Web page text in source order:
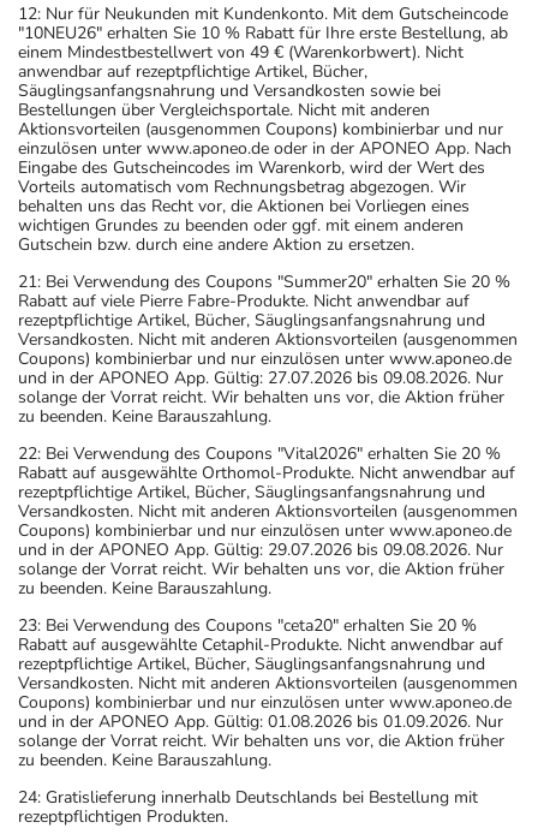
12: Nur für Neukunden mit Kundenkonto. Mit dem Gutscheincode
"10NEU26" erhalten Sie 10 % Rabatt für Ihre erste Bestellung, ab
einem Mindestbestellwert von 49 € (Warenkorbwert). Nicht
anwendbar auf rezeptpflichtige Artikel, Bücher,
Säuglingsanfangsnahrung und Versandkosten sowie bei
Bestellungen über Vergleichsportale. Nicht mit anderen
Aktionsvorteilen (ausgenommen Coupons) kombinierbar und nur
einzulösen unter www.aponeo.de oder in der APONEO App. Nach
Eingabe des Gutscheincodes im Warenkorb, wird der Wert des
Vorteils automatisch vom Rechnungsbetrag abgezogen. Wir
behalten uns das Recht vor, die Aktionen bei Vorliegen eines
wichtigen Grundes zu beenden oder ggf. mit einem anderen
Gutschein bzw. durch eine andere Aktion zu ersetzen.
21: Bei Verwendung des Coupons "Summer20" erhalten Sie 20 %
Rabatt auf viele Pierre Fabre-Produkte. Nicht anwendbar auf
rezeptpflichtige Artikel, Bücher, Säuglingsanfangsnahrung und
Versandkosten. Nicht mit anderen Aktionsvorteilen (ausgenommen
Coupons) kombinierbar und nur einzulösen unter www.aponeo.de
und in der APONEO App. Gültig: 27.07.2026 bis 09.08.2026. Nur
solange der Vorrat reicht. Wir behalten uns vor, die Aktion früher
zu beenden. Keine Barauszahlung.
22: Bei Verwendung des Coupons "Vital2026" erhalten Sie 20 %
Rabatt auf ausgewählte Orthomol-Produkte. Nicht anwendbar auf
rezeptpflichtige Artikel, Bücher, Säuglingsanfangsnahrung und
Versandkosten. Nicht mit anderen Aktionsvorteilen (ausgenommen
Coupons) kombinierbar und nur einzulösen unter www.aponeo.de
und in der APONEO App. Gültig: 29.07.2026 bis 09.08.2026. Nur
solange der Vorrat reicht. Wir behalten uns vor, die Aktion früher
zu beenden. Keine Barauszahlung.
23: Bei Verwendung des Coupons "ceta20" erhalten Sie 20 %
Rabatt auf ausgewählte Cetaphil-Produkte. Nicht anwendbar auf
rezeptpflichtige Artikel, Bücher, Säuglingsanfangsnahrung und
Versandkosten. Nicht mit anderen Aktionsvorteilen (ausgenommen
Coupons) kombinierbar und nur einzulösen unter www.aponeo.de
und in der APONEO App. Gültig: 01.08.2026 bis 01.09.2026. Nur
solange der Vorrat reicht. Wir behalten uns vor, die Aktion früher
zu beenden. Keine Barauszahlung.
24: Gratislieferung innerhalb Deutschlands bei Bestellung mit
rezeptpflichtigen Produkten.